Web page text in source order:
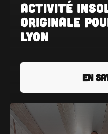
Activité
originale
Lyon
EN